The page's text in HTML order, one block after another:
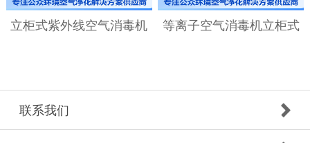
立柜式紫外线空气消毒机 等离子空气消毒机立柜式
联系我们